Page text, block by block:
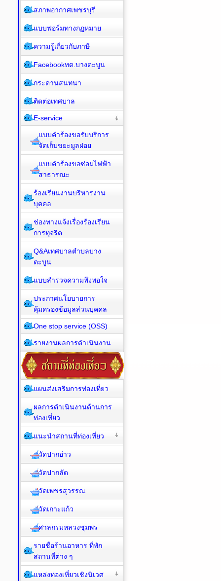
สภาพอากาศเพชรบุรี
แบบฟอร์มทางกฏหมาย
ความรู้เกี่ยวกับภาษี
Facebookทต.บางตะบูน
กระดานสนทนา
ติดต่อเทศบาล
E-service
แบบคำร้องขอรับบริการ
จัดเก็บขยะมูลฝอย
แบบคำร้องขอซ่อมไฟฟ้า
สาธารณะ
ร้องเรียนงานบริหารงาน
บุคคล
ช่องทางแจ้งเรื่องร้องเรียน
การทุจริต
Q&Aเทศบาลตำบลบาง
ตะบูน
แบบสำรวจความพึงพอใจ
ประกาศนโยบายการ
คุ้มครองข้อมูลส่วนบุคคล
One stop service (OSS)
รายงานผลการดำเนินงาน
แผนส่งเสริมการท่องเที่ยว
ผลการดำเนินงานด้านการ
ท่องเที่ยว
แนะนำสถานที่ท่องเที่ยว
วัดปากอ่าว
วัดปากลัด
วัดเพชรสุวรรณ
วัดเกาะแก้ว
ศาลกรมหลวงชุมพร
รายชื่อร้านอาหาร ที่พัก
สถานที่ต่าง ๆ
แหล่งท่องเที่ยวเชิงนิเวศ